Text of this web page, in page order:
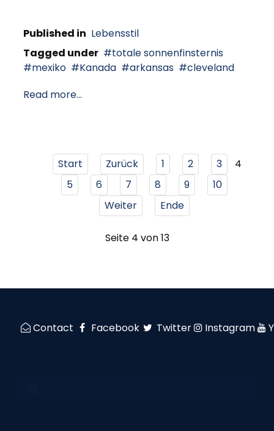
Published in Lebensstil
Tagged under
totale sonnenfinsternis
mexiko
Kanada arkansas
cleveland
Read more...
Start Zurück 1 2 3
4
5
6 7 8 9
10
Weiter
Ende
Seite 4 von 13
Contact Facebook Twitter Instagram